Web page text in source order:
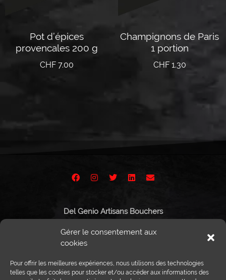
Gérer le consentement aux
cookies
Pour offrir les meilleures expériences, nous utilisons des technologies
telles que les cookies pour stocker et/ou accéder aux informations des
Pot d’épices
provencales 200 g
CHF7.00
Champignons de Paris
1 portion
CHF1.30
Del Genio Artisans Bouchers
1950 Sion